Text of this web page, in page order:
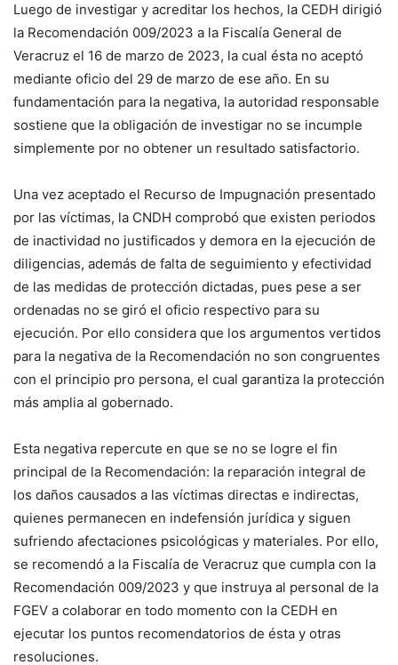
Luego de investigar y acreditar los hechos, la CEDH dirigió
la Recomendación 009/2023 a la Fiscalía General de
Veracruz el 16 de marzo de 2023, la cual ésta no aceptó
mediante oficio del 29 de marzo de ese año. En su
fundamentación para la negativa, la autoridad responsable
sostiene que la obligación de investigar no se incumple
simplemente por no obtener un resultado satisfactorio.
Una vez aceptado el Recurso de Impugnación presentado
por las víctimas, la CNDH comprobó que existen periodos
de inactividad no justificados y demora en la ejecución de
diligencias, además de falta de seguimiento y efectividad
de las medidas de protección dictadas, pues pese a ser
ordenadas no se giró el oficio respectivo para su
ejecución. Por ello considera que los argumentos vertidos
para la negativa de la Recomendación no son congruentes
con el principio pro persona, el cual garantiza la protección
más amplia al gobernado.
Esta negativa repercute en que se no se logre el fin
principal de la Recomendación: la reparación integral de
los daños causados a las víctimas directas e indirectas,
quienes permanecen en indefensión jurídica y siguen
sufriendo afectaciones psicológicas y materiales. Por ello,
se recomendó a la Fiscalía de Veracruz que cumpla con la
Recomendación 009/2023 y que instruya al personal de la
FGEV a colaborar en todo momento con la CEDH en
ejecutar los puntos recomendatorios de ésta y otras
resoluciones.